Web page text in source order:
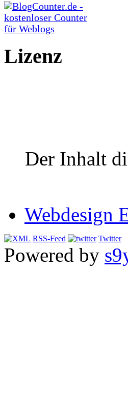
Lizenz
Der Inhalt
Webdesign
RSS-Feed Twitter
Powered by